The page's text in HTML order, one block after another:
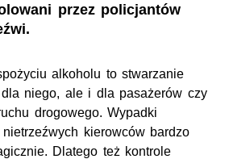
przez policjantów
alkoholu to stwarzanie
niego, ale i dla pasażerów czy
drogowego. Wypadki
kierowców bardzo
Dlatego też kontrole